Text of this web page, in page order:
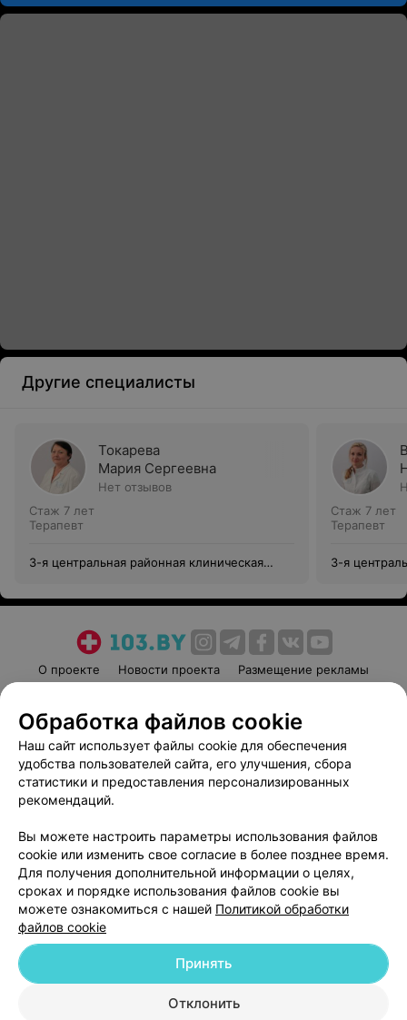
Другие специалисты
Токарева
Мария Сергеевна
Нет отзывов
Стаж 7 лет
Терапевт
3-я центральная районная клиническая
Стаж 7 лет
Терапевт
3-я
О проекте Новости проекта
Размещение рекламы
Пользовательское соглашение
Способы оплаты
Вакансии
Партнеры
Написать руководителю 103.by
Обработка персональных данных
© 2026 ООО «Артокс Лаб», УНП 191700409
| 220012, Республика Беларусь,
Обработка файлов cookie
Наш сайт использует файлы cookie для обеспечения
удобства пользователей сайта, его улучшения, сбора
статистики и предоставления персонализированных
рекомендаций.
Вы можете настроить параметры использования файлов
cookie или изменить свое согласие в более позднее время.
Для получения дополнительной информации о целях,
сроках и порядке использования файлов cookie вы
можете ознакомиться с нашей Политикой обработки
файлов cookie
Отклонить
Принять